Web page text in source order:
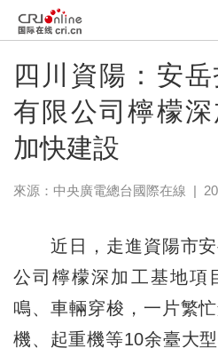
四川資陽：安
有限公司檸檬
加快建設
來源：中央廣電總台國際在線 |
近日，走進資陽市安
公司檸檬深加工基地項
鳴、車輛穿梭，一片繁
機、起重機等10余臺大